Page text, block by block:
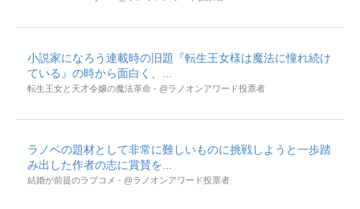
小説家になろう連載時の旧題『転生王女様は魔法に憧れ続け
ている』の時から面白く、...
転生王女と天才令嬢の魔法革命 - @ラノオンアワード投票者
ラノベの題材として非常に難しいものに挑戦しようと一歩踏
み出した作者の志に賞賛を...
結婚が前提のラブコメ - @ラノオンアワード投票者